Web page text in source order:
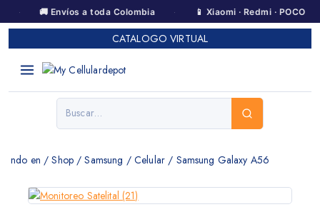
CATALOGO VIRTUAL
ndo en / Shop / Samsung / Celular / Samsung Galaxy A56
🚚 Envíos a toda Colombia 📱 Xiaomi · Redmi · POCO